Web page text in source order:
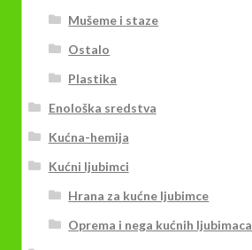
Mušeme i staze
Ostalo
Plastika
Enološka sredstva
Kućna-hemija
Kućni ljubimci
Hrana za kućne ljubimce
Oprema i nega kućnih ljubimaca